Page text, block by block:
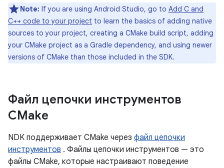
Note: If you are using Android Studio, go to Add C and
C++ code to your project to learn the basics of adding native
sources to your project, creating a CMake build script, adding
your CMake project as a Gradle dependency, and using newer
versions of CMake than those included in the SDK.
Файл цепочки инструментов
CMake
NDK поддерживает CMake через файл цепочки
инструментов . Файлы цепочки инструментов — это
файлы CMake, которые настраивают поведение